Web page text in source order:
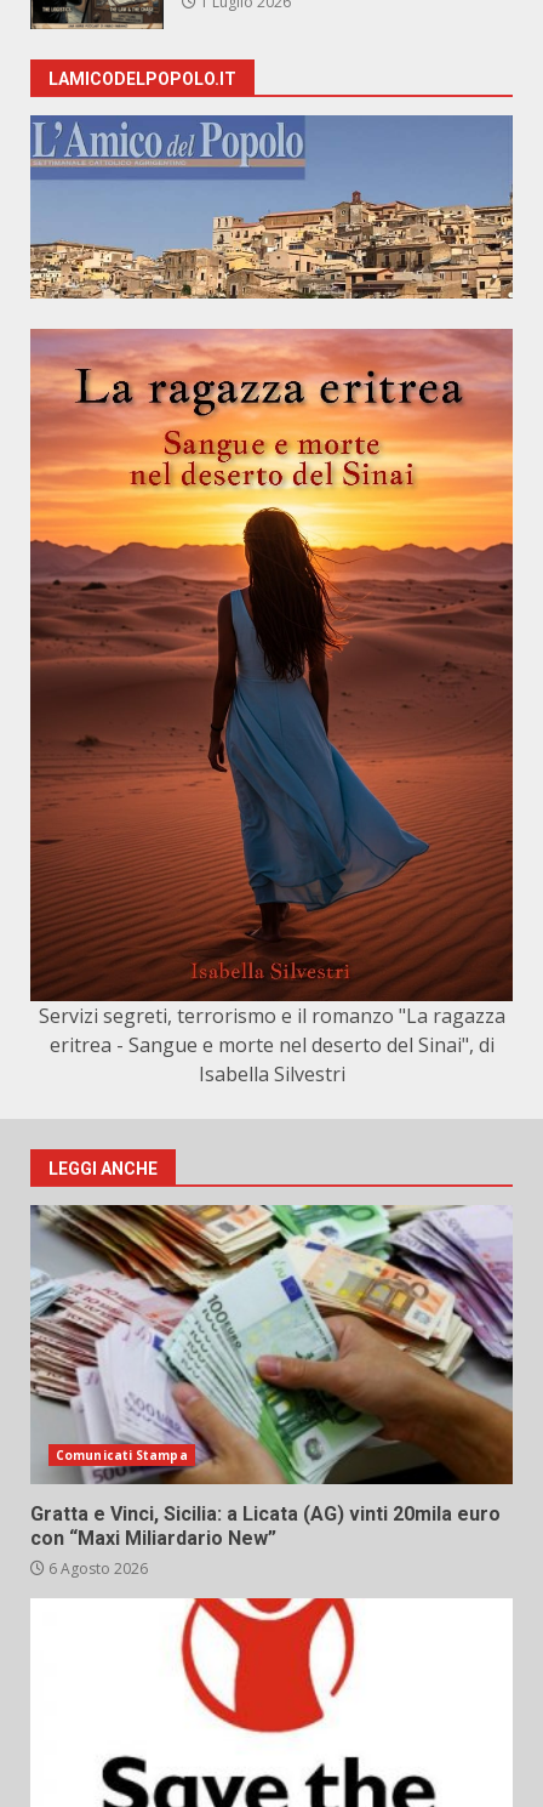
LAMICODELPOPOLO.IT
Servizi segreti, terrorismo e il romanzo "La ragazza
eritrea - Sangue e morte nel deserto del Sinai", di
Isabella Silvestri
LEGGI ANCHE
Comunicati Stampa
Gratta e Vinci, Sicilia: a Licata (AG) vinti 20mila euro
con “Maxi Miliardario New”
6 Agosto 2026